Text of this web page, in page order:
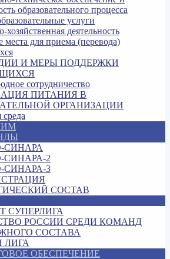
образовательного процесса
услуги
деятельность
места для приема (перевода)
И МЕРЫ ПОДДЕРЖКИ
сотрудничество
ПИТАНИЯ В
ОРГАНИЗАЦИИ
среда
2
3
СОСТАВ
СУПЕРЛИГА
РОССИИ СРЕДИ КОМАНД
СОСТАВА
ОБЕСПЕЧЕНИЕ